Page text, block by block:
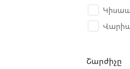
Շարժիչը